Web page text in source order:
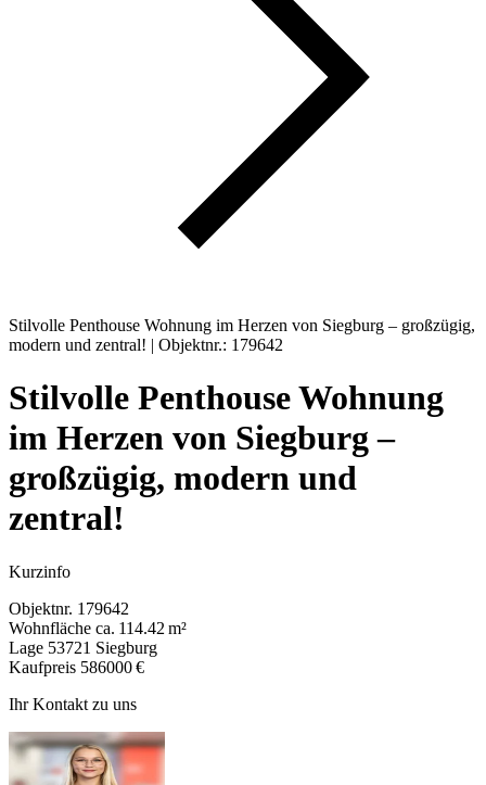
Stilvolle Penthouse Wohnung im Herzen von Siegburg – großzügig,
modern und zentral! | Objektnr.: 179642
Stilvolle Penthouse Wohnung
im Herzen von Siegburg –
großzügig, modern und
zentral!
Kurzinfo
Objektnr. 179642
Wohnfläche ca. 114.42 m²
Lage 53721 Siegburg
Kaufpreis 586000 €
Ihr Kontakt zu uns